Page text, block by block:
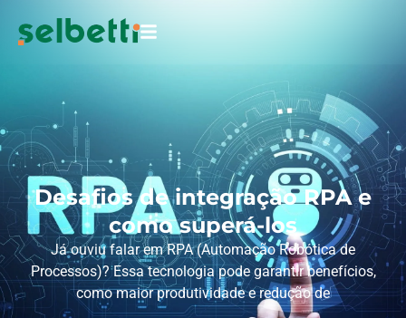
Desafios de integração RPA e
como superá-los
Já ouviu falar em RPA (Automação Robótica de
Processos)? Essa tecnologia pode garantir benefícios,
como maior produtividade e redução de